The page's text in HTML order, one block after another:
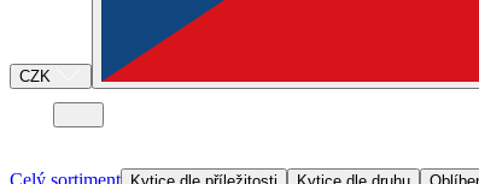
CZK
Celý sortiment